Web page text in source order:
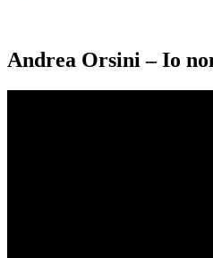
Andrea Orsini – Io